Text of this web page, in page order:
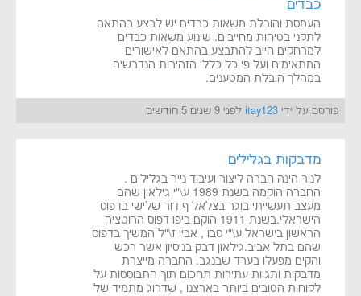
כבדים
העמסת והובלת משאות כבדים יש לבצע בהתאם
לתקני בטיחות מחייבים. שינוע משאות כבדים
למרחקים חייב להתבצע בהתאם לאישורים
המתאימים ועל פי כל כללי הזהירות הנדרשים
במהלך הובלת המטענים.
פורסם על ידי itay123 לפני 9 שנים 5 חודשים
מדבקות בגלילים
לנור הינה חברה ליצור ועיבוד נייר בגלילים .
החברה הוקמה בשנת 1989 ע\"י גילאון שהם
מעצב תעשייתי בוגר בצלאל ף דור שלישי בדפוס
הישראלי.בשנת 1911 הוקם ביפו דפוס הרוטציה
הראשון בישראל ע\"י סבו , אביו ז\"ל המשיך בדפוס
שהם בתל אביב.גילאון דבק בניסיון אשר רכש
והקים מפעלו בערד שבנגב. החברה מייצרת
מדבקות ותגיות עתירות תחכום תוך התבוססות על
לקוחות הטובים ביותר בארצנו , שדרוג מתמיד של